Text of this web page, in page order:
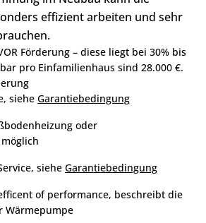
effizient arbeiten und sehr
Förderung – diese liegt bei 30% bis
pro Einfamilienhaus sind 28.000 €.
siehe Garantiebedingung
oder
siehe Garantiebedingung
of performance, beschreibt die
Wärmepumpe